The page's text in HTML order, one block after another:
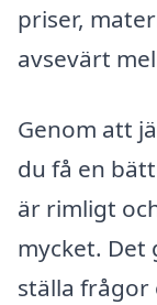
priser,
avsevärt
Genom att
du få en
är rimligt
mycket. Det
ställa